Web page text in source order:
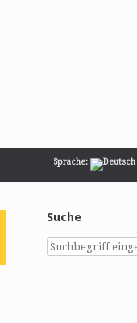
Sprache:
Suche